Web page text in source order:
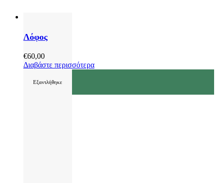
Λόφος
€60,00
Διαβάστε περισσότερα
Εξαντλήθηκε